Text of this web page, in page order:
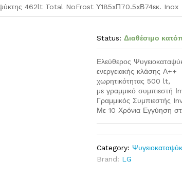
462lt Total NoFrost Υ185xΠ70.5xΒ74εκ. Inox
Status: Διαθέσιμο
Ελεύθερος
ενεργειακής κλάσης Α++
χωρητικότητας 500 lt,
με γραμμικό συμπιεστή
Γραμμικός Συμπιεστής
Με 10 Χρόνια Εγγύηση
Category:
Brand: LG